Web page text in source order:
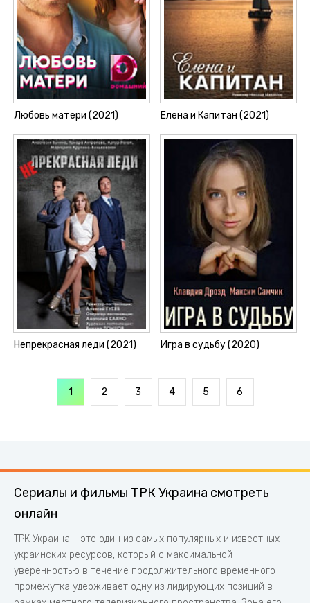
Сериалы и фильмы ТРК Украина смотреть
онлайн
ТРК Украина - это один из самых популярных и известных
украинских ресурсов, который с максимальной
уверенностью в течение продолжительного временного
промежутка удерживает одну из лидирующих позиций в
Любовь матери (2021) Елена и Капитан (2021)
Непрекрасная леди (2021) Игра в судьбу (2020)
1 2 3 4 5 6